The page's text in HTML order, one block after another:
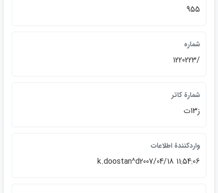
955
شماره
/1220223
شمارة کاتر
ز13ت
واردكنندة اطلاعات
k.doostan^d2007/04/18 11:54:06